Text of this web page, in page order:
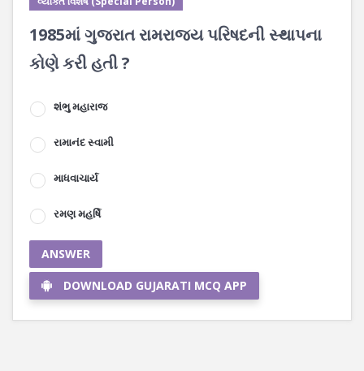
1985માં ગુજરાત રામરાજ્ય પરિષદની સ્થાપના
કોણે કરી હતી ?
શંભુ મહારાજ
રામાનંદ સ્વામી
માધવાચાર્ય
રમણ મહર્ષિ
ANSWER
DOWNLOAD GUJARATI MCQ APP